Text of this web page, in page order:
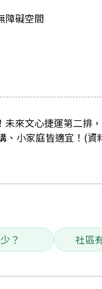
障礙空間
來文心捷運第二排
、小家庭皆適宜！(資
？ 社區